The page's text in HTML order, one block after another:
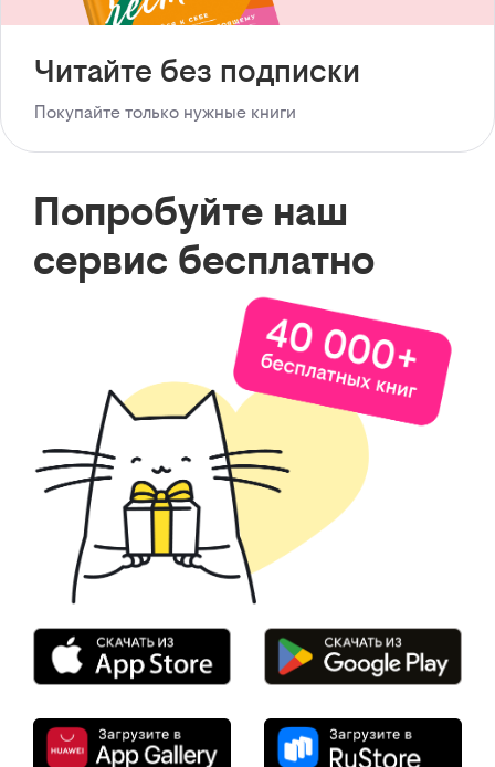
Читайте без подписки
Покупайте только нужные книги
Попробуйте наш
сервис бесплатно